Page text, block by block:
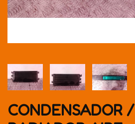
CONDENSADOR /